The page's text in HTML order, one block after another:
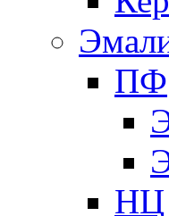
ПФ
НЦ